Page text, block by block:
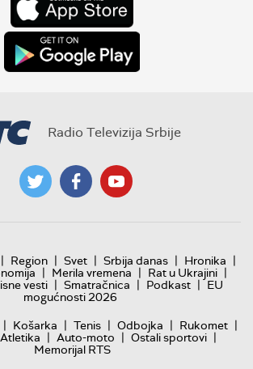
Radio Televizija Srbije
| Region | Svet | Srbija danas | Hronika |
| Merila vremena | Rat u Ukrajini |
vesti | Smatračnica | Podkast | EU
mogućnosti 2026
| Košarka | Tenis | Odbojka | Rukomet |
Atletika | Auto-moto | Ostali sportovi |
Memorijal RTS